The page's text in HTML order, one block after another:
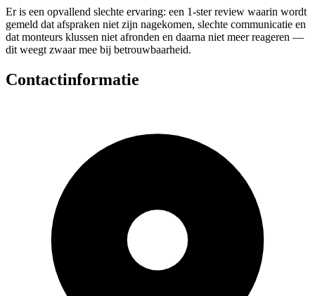
Er is een opvallend slechte ervaring: een 1‑ster review waarin wordt
gemeld dat afspraken niet zijn nagekomen, slechte communicatie en
dat monteurs klussen niet afronden en daarna niet meer reageren —
dit weegt zwaar mee bij betrouwbaarheid.
Contactinformatie